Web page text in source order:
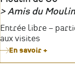
Organisateur
Amis du
Tarifs
Entrée libre –
aux visites
En savoir +